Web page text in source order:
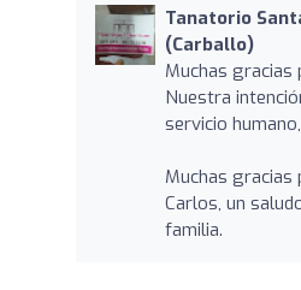
Tanatorio
(Carballo)
Muchas gracias
Nuestra
servicio
Muchas gracias
Carlos, un
familia.